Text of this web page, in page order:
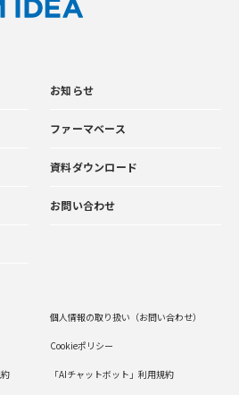
お知らせ
ファーマベース
資料ダウンロード
お問い合わせ
個人情報の取り扱い（お問い合わせ）
Cookieポリシー
「AIチャットボット」利用規約